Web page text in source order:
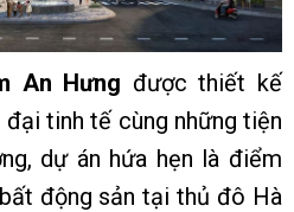
An Hưng được thiết kế
tinh tế cùng những tiện
dự án hứa hẹn là điểm
động sản tại thủ đô Hà